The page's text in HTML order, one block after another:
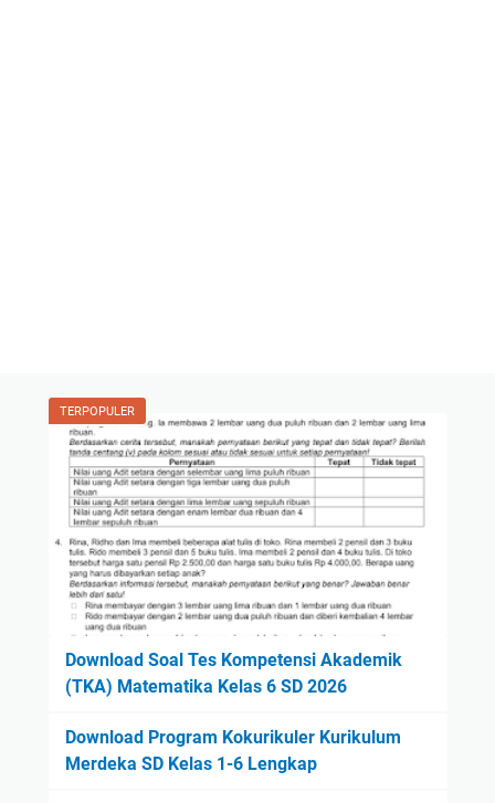
TERPOPULER
Download Soal Tes Kompetensi Akademik
(TKA) Matematika Kelas 6 SD 2026
Download Program Kokurikuler Kurikulum
Merdeka SD Kelas 1-6 Lengkap